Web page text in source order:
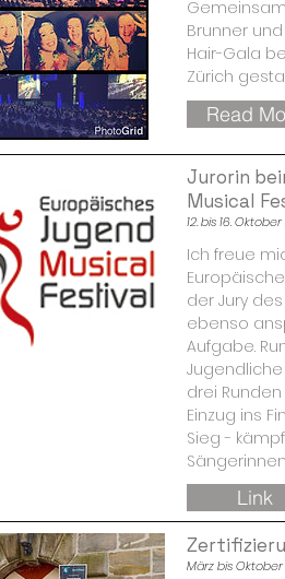
Brunner
Hair-Gala
Zürich
Read
Jurorin
Musical
12. bis 16.
Ich freue
der Jury
ebenso
Aufgabe.
drei
Einzug ins
Sieg -
Link
März bis Oktober